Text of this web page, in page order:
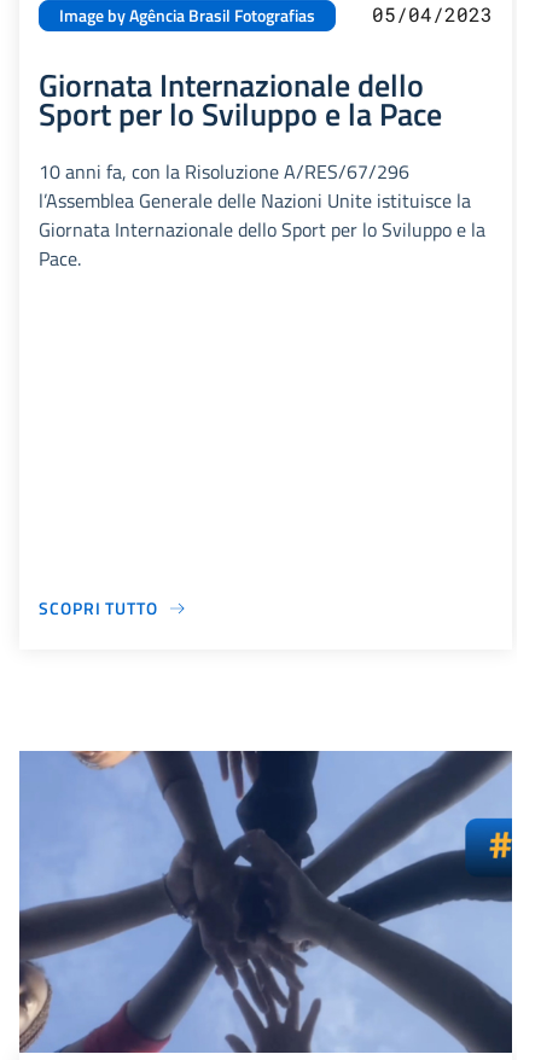
Image by Agência Brasil Fotografias 05/04/2023
Giornata Internazionale dello
Sport per lo Sviluppo e la Pace
10 anni fa, con la Risoluzione A/RES/67/296
l’Assemblea Generale delle Nazioni Unite istituisce la
Giornata Internazionale dello Sport per lo Sviluppo e la
Pace.
SCOPRI TUTTO